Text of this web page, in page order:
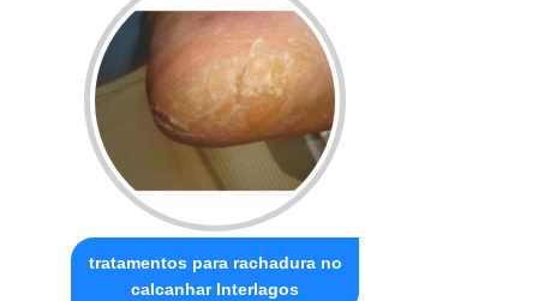
tratamentos para rachadura no
calcanhar Interlagos